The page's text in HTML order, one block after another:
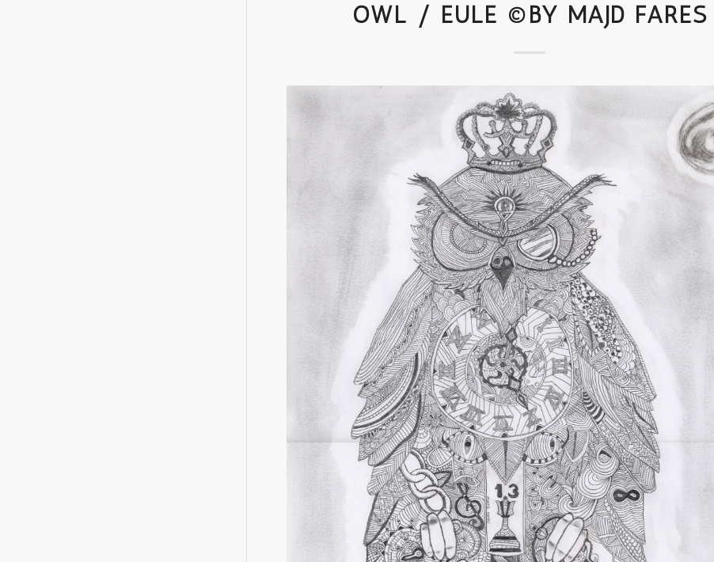
OWL / EULE ©BY MAJD FARES